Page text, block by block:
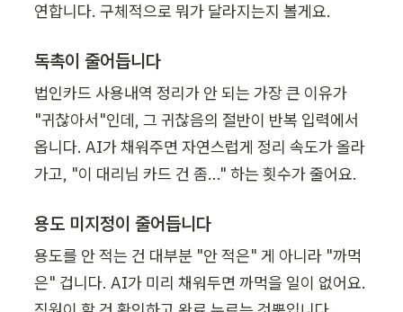
연합니다. 구체적으로 뭐가 달라지는지 볼게요.
독촉이 줄어듭니다
법인카드 사용내역 정리가 안 되는 가장 큰 이유가
"귀찮아서"인데, 그 귀찮음의 절반이 반복 입력에서
옵니다. AI가 채워주면 자연스럽게 정리 속도가 올라
가고, "이 대리님 카드 건 좀..." 하는 횟수가 줄어요.
용도 미지정이 줄어듭니다
용도를 안 적는 건 대부분 "안 적은" 게 아니라 "까먹
은" 겁니다. AI가 미리 채워두면 까먹을 일이 없어요.